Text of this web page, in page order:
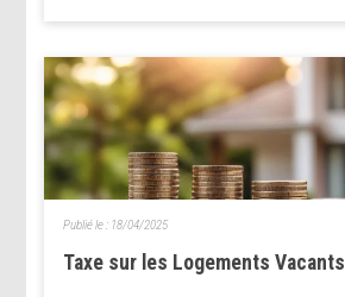
Taxe sur les Logements Vacants
Publié le : 18/04/2025